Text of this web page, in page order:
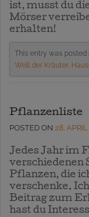
ist, musst du
Mörser
erhalten!
This entry was posted
Welt der Kräuter,
Pflanzenliste
POSTED ON 28.
Jedes Jahr im
verschiedenen
Pflanzen, die
verschenke.
Beitrag zum
hast du